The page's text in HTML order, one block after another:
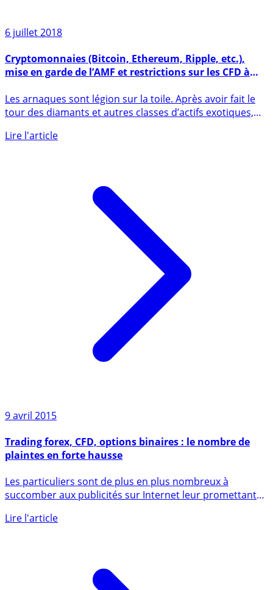
6 juillet 2018
mise en garde de l’AMF et restrictions sur les CFD à
compter du 1er août 2018
tour des diamants et autres classes d’actifs exotiques,
9 avril 2015
plaintes en forte hausse
succomber aux publicités sur Internet leur promettant